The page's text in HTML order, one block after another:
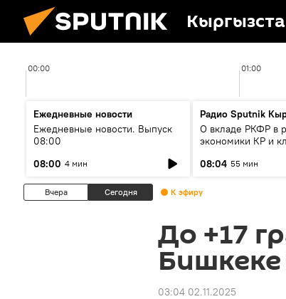
00:00 01:00
Ежедневные новости
Ежедневные новости. Выпуск
08:00
08:00 4 мин
Радио Sputnik
О вкладе РКФР в
экономики КР и
08:04 55 мин
Вчера Сегодня К эфиру
До +17
03:04 02.11.2025